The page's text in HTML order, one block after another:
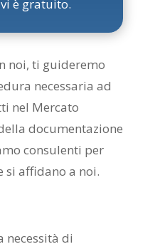
è gratuito.
noi, ti guideremo
necessaria ad
nel Mercato
documentazione
consulenti per
si affidano a noi.
necessità di